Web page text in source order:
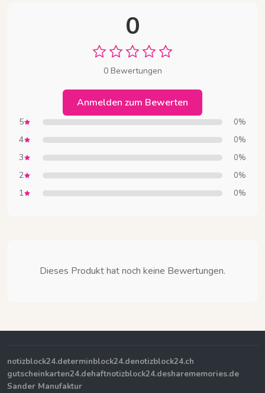
0
0 Bewertungen
Anmelden zum Bewerten
5 0%
4 0%
3 0%
2 0%
1 0%
Dieses Produkt hat noch keine Bewertungen.
notizblock24.determinblock24.denotizblock24.ch
gutscheinkarten24.dehaftnotizblock24.desharememories.de
Sander Manufaktur